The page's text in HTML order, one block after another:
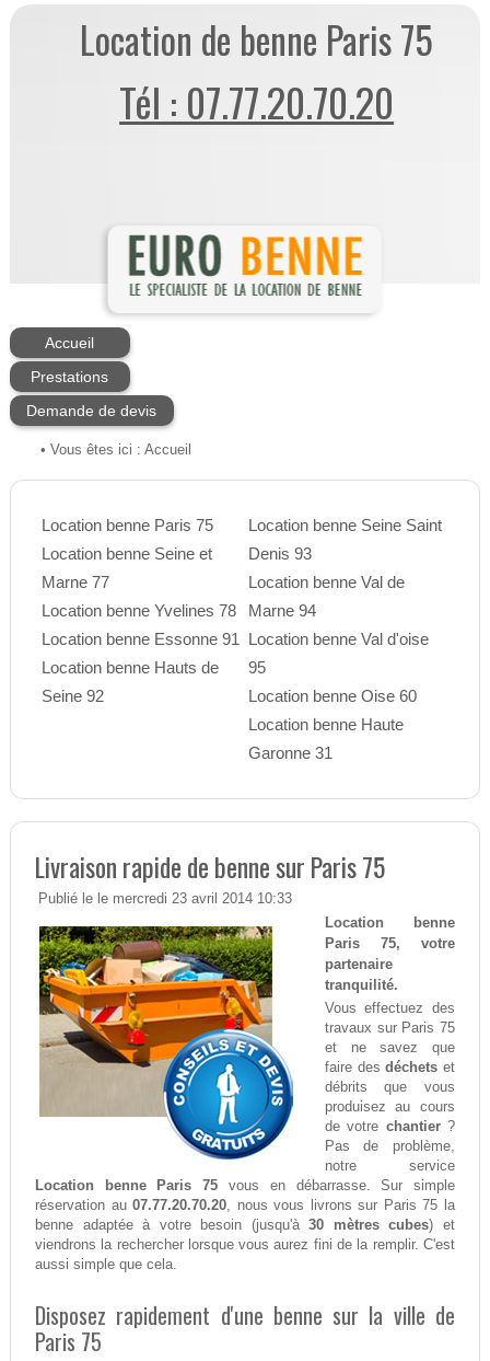
Location de benne Paris 75
Tél : 07.77.20.70.20
Accueil
Prestations
Demande de devis
• Vous êtes ici : Accueil
Location benne Paris 75
Location benne Seine et
Marne 77
Location benne Yvelines 78
Location benne Essonne 91
Location benne Hauts de
Seine 92
Location benne Seine Saint
Denis 93
Location benne Val de
Marne 94
Location benne Val d'oise
95
Location benne Oise 60
Location benne Haute
Garonne 31
Livraison rapide de benne sur Paris 75
Publié le le mercredi 23 avril 2014 10:33
Location benne
Paris 75, votre
partenaire
tranquilité.
Vous effectuez des
travaux sur Paris 75
et ne savez que
faire desdéchets et
débrits que vous
produisez au cours
de votre chantier?
Pas de problème,
notre service
Location benne Paris 75 vous en débarrasse. Sur simple
réservation au07.77.20.70.20, nous vous livrons sur Paris 75 la
benne adaptée à votre besoin (jusqu'à30 mètres cubes) et
viendrons la rechercher lorsque vous aurez fini de la remplir. C'est
aussi simple que cela.
Disposez rapidement d'une benne sur la ville de
Paris 75